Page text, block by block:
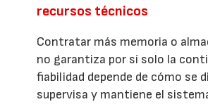
recursos técnicos
Contratar más memoria o
no garantiza por sí solo la
fiabilidad depende de cómo se
supervisa y mantiene el